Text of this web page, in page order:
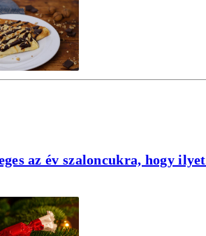
az év szaloncukra, hogy